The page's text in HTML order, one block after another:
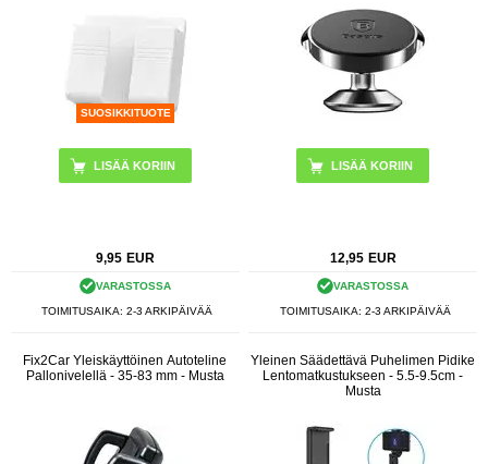
SUOSIKKITUOTE
9,95 EUR
VARASTOSSA
TOIMITUSAIKA: 2-3 ARKIPÄIVÄÄ
12,95 EUR
VARASTOSSA
TOIMITUSAIKA: 2-3 ARKIPÄIVÄÄ
Fix2Car Yleiskäyttöinen Autoteline
Pallonivelellä - 35-83 mm - Musta
Yleinen Säädettävä Puhelimen Pidike
Lentomatkustukseen - 5.5-9.5cm -
Musta